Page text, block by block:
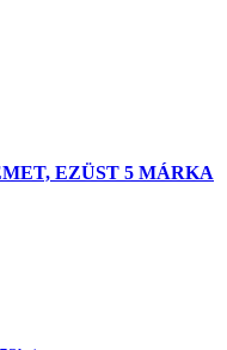
EZÜST 5 MÁRKA